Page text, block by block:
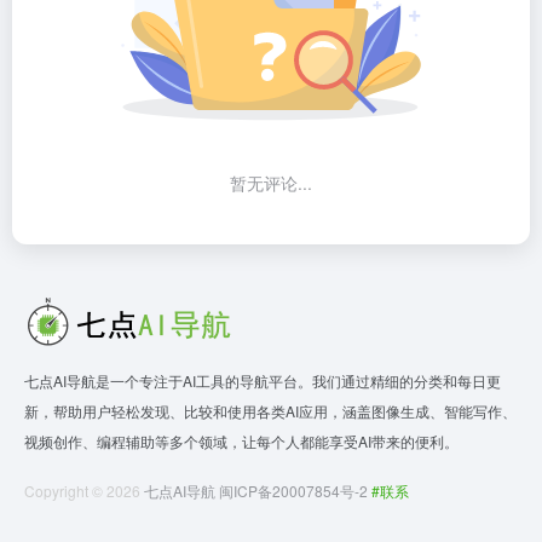
暂无评论...
七点AI导航是一个专注于AI工具的导航平台。我们通过精细的分类和每日更
新，帮助用户轻松发现、比较和使用各类AI应用，涵盖图像生成、智能写作、
视频创作、编程辅助等多个领域，让每个人都能享受AI带来的便利。
Copyright © 2026 七点AI导航 闽ICP备20007854号-2 #联系